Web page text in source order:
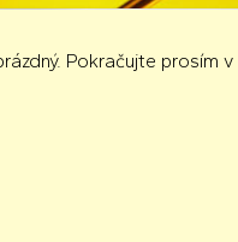
Pokračujte prosím v